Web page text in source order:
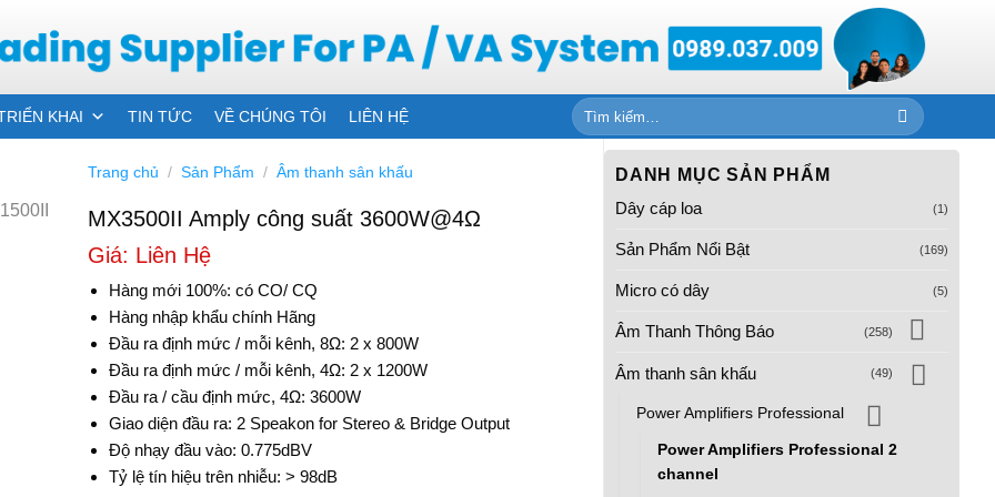
KHAI TIN TỨC VỀ CHÚNG TÔI LIÊN HỆ
Tìm
kiếm:
DANH MỤC SẢN PHẨM
Dây cáp loa
(1)
Sản Phẩm Nổi Bật (169)
Micro có dây (5)
Âm Thanh Thông Báo (258)
Âm thanh sân khấu (49)
Power Amplifiers Professional
Power Amplifiers Professional 2
channel
Trang chủ / Sản Phẩm / Âm thanh sân khấu
MX3500II Amply công suất 3600W@4Ω
Giá: Liên Hệ
Hàng mới 100%: có CO/ CQ
Hàng nhập khẩu chính Hãng
Đầu ra định mức / mỗi kênh, 8Ω: 2 x 800W
Đầu ra định mức / mỗi kênh, 4Ω: 2 x 1200W
Đầu ra / cầu định mức, 4Ω: 3600W
Giao diện đầu ra: 2 Speakon for Stereo & Bridge Output
Độ nhạy đầu vào: 0.775dBV
Tỷ lệ tín hiệu trên nhiễu: > 98dB